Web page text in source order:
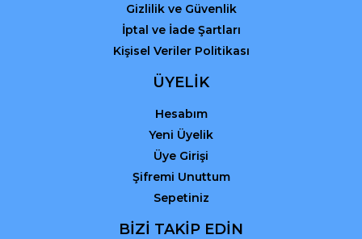
Gizlilik ve Güvenlik
İptal ve İade Şartları
Kişisel Veriler Politikası
ÜYELİK
Hesabım
Yeni Üyelik
Üye Girişi
Şifremi Unuttum
Sepetiniz
BİZİ TAKİP EDİN